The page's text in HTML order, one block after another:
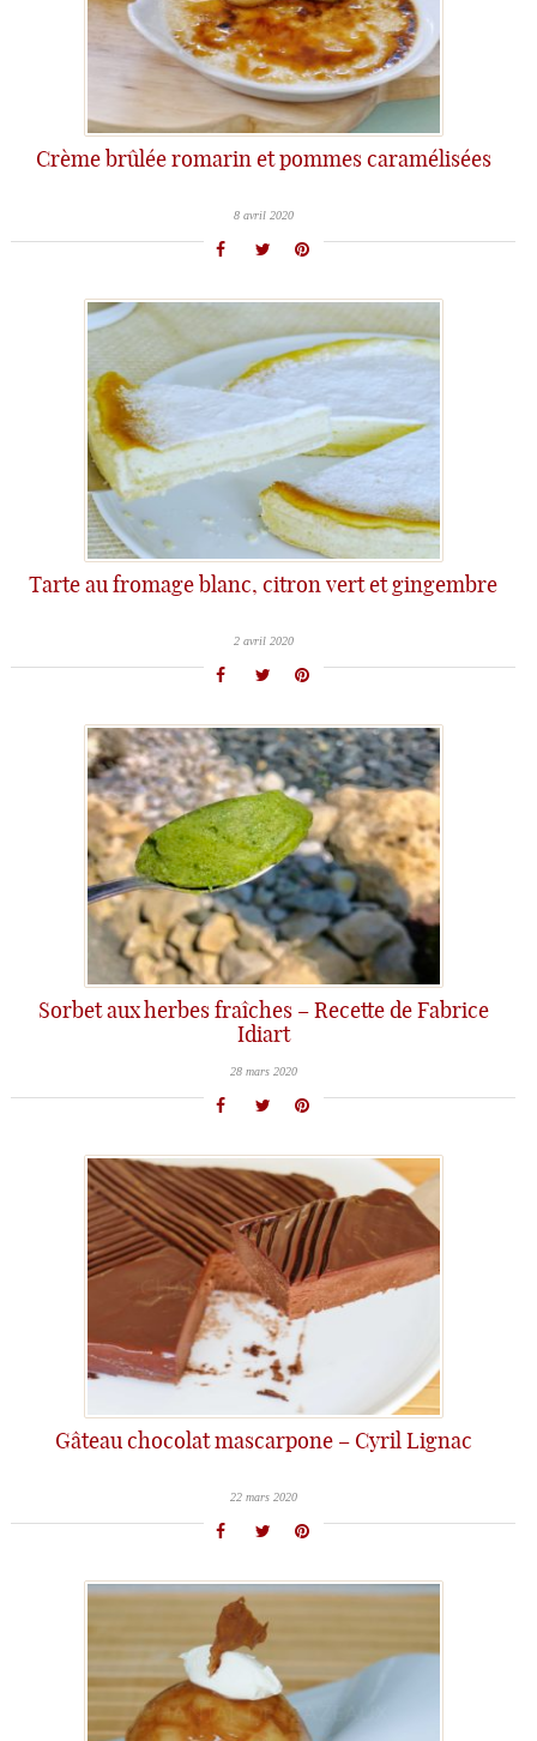
Crème brûlée romarin et pommes caramélisées
8 avril 2020
Tarte au fromage blanc, citron vert et gingembre
2 avril 2020
Sorbet aux herbes fraîches – Recette de Fabrice
Idiart
28 mars 2020
Gâteau chocolat mascarpone – Cyril Lignac
22 mars 2020